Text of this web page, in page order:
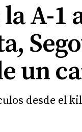
A-1
un
desde el